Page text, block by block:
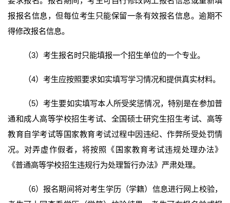
报报名信息，但每位考生只能保留一条有效报名信息。逾期不
得修改报名信息。
（3）考生报名时只能填报一个招生单位的一个专业。
（4）考生应按照要求如实填写学习情况和提供真实材料。
（5）考生要如实填写本人所受奖惩情况，特别是在参加普
通和成人高等学校招生考试、全国硕士研究生招生考试、高等
教育自学考试等国家教育考试过程中因违纪、作弊所受处罚情
况。对弄虚作假者，将按照《国家教育考试违规处理办法》
《普通高等学校招生违规行为处理暂行办法》严肃处理。
（6）报名期间将对考生学历（学籍）信息进行网上校验，